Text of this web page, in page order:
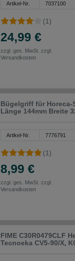
Artikel-Nr. 7037100
(1)
24,99 €
zzgl. ges. MwSt. zzgl.
Versandkosten
Bügelgriff für Horeca-
Länge 144mm Breite
Artikel-Nr. 7776791
(1)
8,99 €
zzgl. ges. MwSt. zzgl.
Versandkosten
FIME C30R0479CLF
Tecnoeka CV5-90/X,